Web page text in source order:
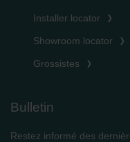
Installer locator
Showroom locator
Grossistes
Bulletin
Restez informé des